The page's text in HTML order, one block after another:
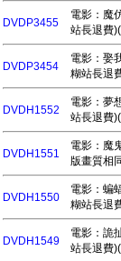
DVDP3455
電影：魔
站長退費
DVDP3454
電影：娶
糊站長退
DVDH1552
電影：夢
站長退費
DVDH1551
電影：魔
版畫質相
DVDH1550
電影：蝙
糊站長退
DVDH1549
電影：詭
站長退費